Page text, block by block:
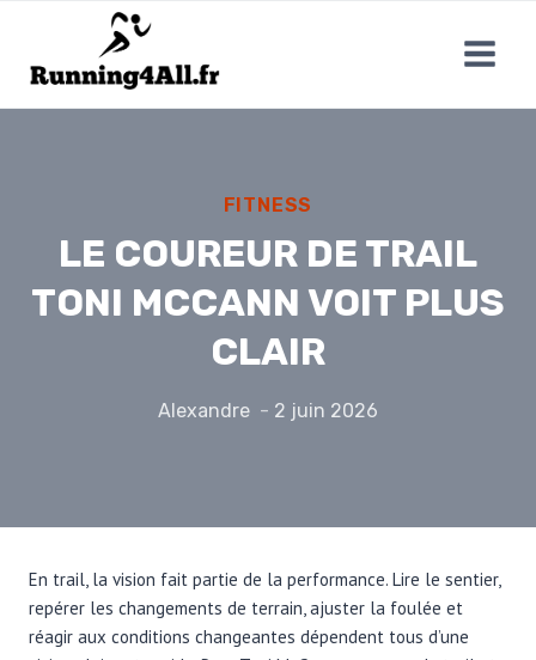
contenu
FITNESS
LE COUREUR DE TRAIL
TONI MCCANN VOIT PLUS
CLAIR
Alexandre 2 juin 2026
En trail, la vision fait partie de la performance. Lire le sentier,
repérer les changements de terrain, ajuster la foulée et
réagir aux conditions changeantes dépendent tous d’une